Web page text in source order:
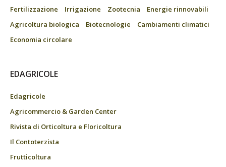
Fertilizzazione
Irrigazione Zootecnia
Energie rinnovabili
Agricoltura biologica
Biotecnologie
Cambiamenti climatici
Economia circolare
EDAGRICOLE
Edagricole
Agricommercio & Garden Center
Rivista di Orticoltura e Floricoltura
Il Contoterzista
Frutticoltura